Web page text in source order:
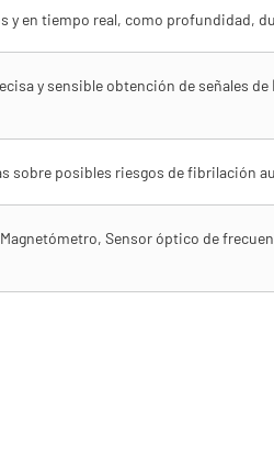
y en tiempo real, como profundidad,
y sensible obtención de señales de
sobre posibles riesgos de fibrilación
Sensor óptico de